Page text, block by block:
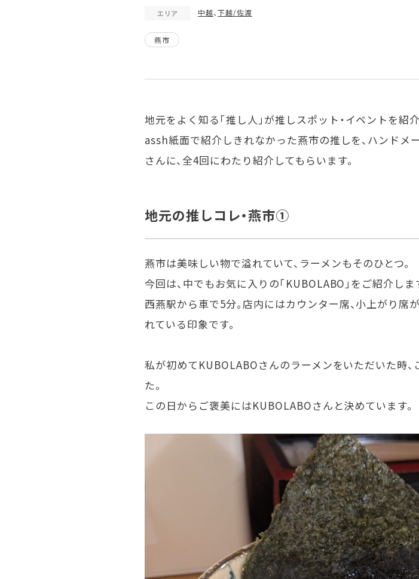
エリア 中越、 下越/佐渡
燕市
地元をよく知る「推し人」が推しスポット・イベントを紹介
assh紙面で紹介しきれなかった燕市の推しを、ハンドメ
さんに、全4回にわたり紹介してもらいます。
地元の推しコレ・燕市①
燕市は美味しい物で溢れていて、ラーメンもそのひとつ。
今回は、中でもお気に入りの「KUBOLABO」をご紹介しま
西燕駅から車で5分。店内にはカウンター席、小上がり席
れている印象です。
私が初めてKUBOLABOさんのラーメンをいただいた時
た。
この日からご褒美にはKUBOLABOさんと決めています。